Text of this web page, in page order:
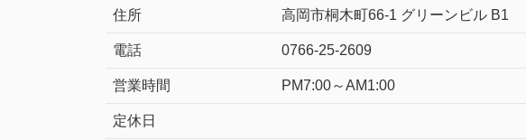
住所 高岡市桐木町66-1 グリーンビル B1
電話 0766-25-2609
営業時間 PM7:00～AM1:00
定休日